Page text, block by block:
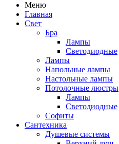
Меню
Главная
Свет
Бра
Лампы
Светодиодные
Лампы
Напольные лампы
Настольные лампы
Потолочные люстры
Лампы
Светодиодные
Софиты
Сантехника
Душевые системы